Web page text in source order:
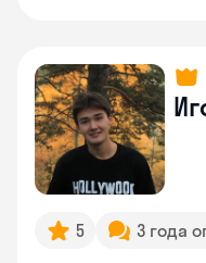
5 3 года